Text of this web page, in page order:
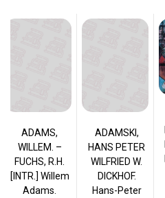
ADAMS,
WILLEM. –
FUCHS, R.H.
[INTR.] Willem
Adams.
ADAMSKI,
HANS PETER
WILFRIED W.
DICKHOF.
Hans-Peter